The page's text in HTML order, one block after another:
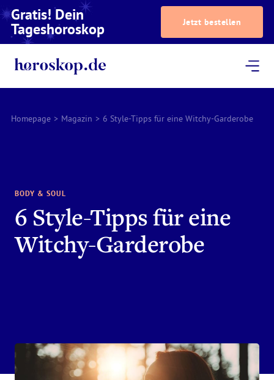
Gratis! Dein
Tageshoroskop Jetzt bestellen
Homepage > Magazin > 6 Style-Tipps für eine Witchy-Garderobe
BODY & SOUL
6 Style-Tipps für eine
Witchy-Garderobe